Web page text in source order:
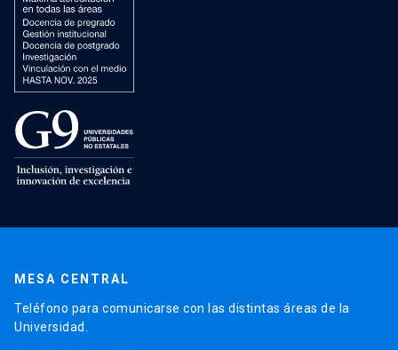
MESA CENTRAL
Teléfono para comunicarse con las distintas áreas de la
Universidad.